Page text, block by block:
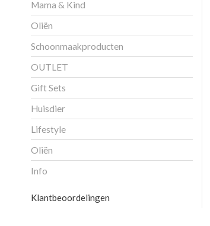
Mama & Kind
Oliën
Schoonmaakproducten
OUTLET
Gift Sets
Huisdier
Lifestyle
Oliën
Info
Klantbeoordelingen